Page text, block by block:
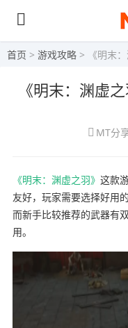
首页 > 游戏攻略 > 《明末
《明末：渊虚
MT分
《明末：渊虚之羽》 这款
友好，玩家需要选择好用
而新手比较推荐的武器有
用。